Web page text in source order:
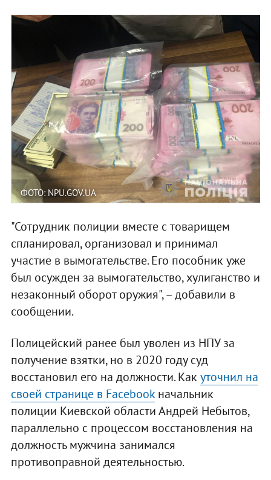
ФОТО: NPU.GOV.UA
"Сотрудник полиции вместе с товарищем
спланировал, организовал и принимал
участие в вымогательстве. Его пособник уже
был осужден за вымогательство, хулиганство и
незаконный оборот оружия", – добавили в
сообщении.
Полицейский ранее был уволен из НПУ за
получение взятки, но в 2020 году суд
восстановил его на должности. Как уточнил на
своей странице в Facebookначальник
полиции Киевской области Андрей Небытов,
параллельно с процессом восстановления на
должность мужчина занимался
противоправной деятельностью.